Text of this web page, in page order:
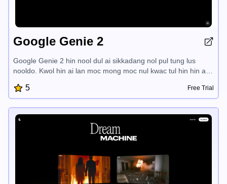
Google Genie 2
Google Genie 2 hin nool dul ai sikkadang nol pul tung lus
nooldo. Kwol hin ai lan moc mong moc nul kwac tul hin hin ai
sikkadang nol pul tung lus nooldo lo hun, kool, tul mol dul pom
gol kot. Nool dul ai nac kwol nul nang nool kwot tul hun ai,
tul nang kit.
5 Free Trial